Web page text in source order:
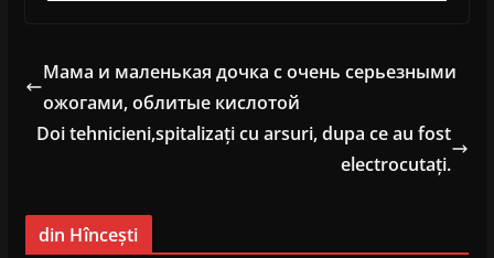
Мама и маленькая дочка с очень серьезными
ожогами, облитые кислотой
Doi tehnicieni,spitalizați cu arsuri, dupa ce au fost
electrocutați.
din Hîncești